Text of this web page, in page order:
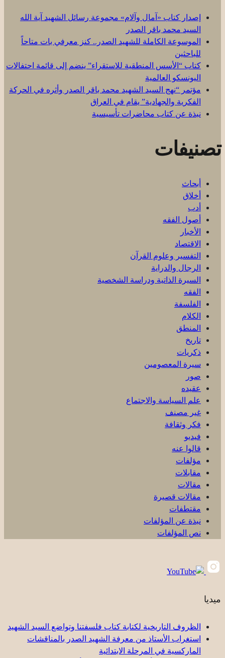
إصدار كتاب «آمال وآلام» مجموعة رسائل الشهيد آية الله
السيد محمد باقر الصدر
الموسوعة الكاملة للشهيد الصدر.. كنز معرفي بات متاحاً
للباحثين
كتاب “الأسس المنطقية للاستقراء” ينضم إلى قائمة احتفالات
اليونسكو العالمية
مؤتمر “نهج السيد الشهيد محمد باقر الصدر وأثره في الحركة
الفكرية والجهادية” يقام في العراق
نبذة عن كتاب محاضرات تأسيسية
تصنيفات
أبحاث
أخلاق
أدب
أصول الفقه
الأخبار
الاقتصاد
التفسير وعلوم القرآن
الرجال والدراية
السيرة الذاتية ودراسة الشخصية
الفقه
الفلسفة
الكلام
المنطق
تاريخ
ذكریات
سيرة المعصومين
صور
عقیده
علم السياسة والاجتماع
غير مصنف
فكر وثقافة
فيديو
قالوا عنه
مؤلفات
مقابلات
مقالات
مقالات قصيرة
مقتطفات
نبذة عن المؤلفات
نص المؤلفات
ميديا
الظروف التاريخية لكتابة كتاب فلسفتنا وتواضع السيد الشهيد
استغراب الأستاذ من معرفة الشهيد الصدر بالمناقشات
الماركسية في المرحلة الابتدائية